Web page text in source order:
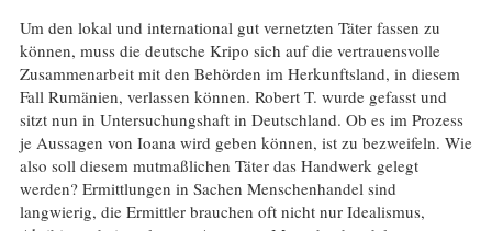
Um den lokal und international gut vernetzten Täter fassen zu
können, muss die deutsche Kripo sich auf die vertrauensvolle
Zusammenarbeit mit den Behörden im Herkunftsland, in diesem
Fall Rumänien, verlassen können. Robert T. wurde gefasst und
sitzt nun in Untersuchungshaft in Deutschland. Ob es im Prozess
je Aussagen von Ioana wird geben können, ist zu bezweifeln. Wie
also soll diesem mutmaßlichen Täter das Handwerk gelegt
werden? Ermittlungen in Sachen Menschenhandel sind
langwierig, die Ermittler brauchen oft nicht nur Idealismus,